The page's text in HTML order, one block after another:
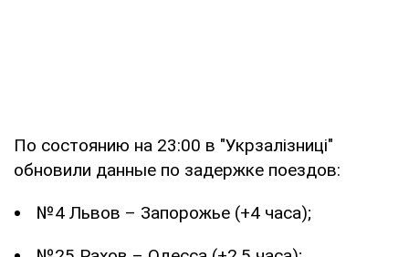
По состоянию на 23:00 в "Укрзалізниці"
обновили данные по задержке поездов:
№4 Львов – Запорожье (+4 часа);